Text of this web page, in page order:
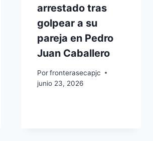
arrestado tras
golpear a su
pareja en Pedro
Juan Caballero
Por fronterasecapjc
junio 23, 2026